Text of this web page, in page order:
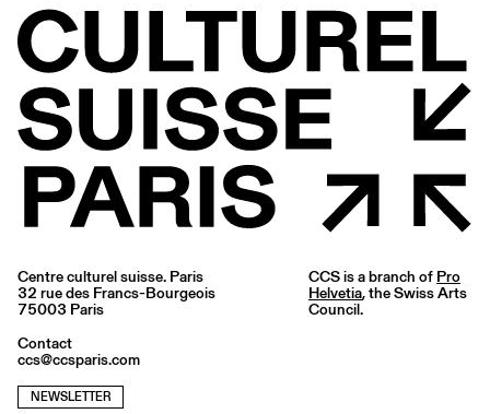
Centre culturel suisse. Paris
32 rue des Francs-Bourgeois
75003 Paris
Contact
ccs@ccsparis.com
NEWSLETTER
CCS is a branch of Pro
Helvetia, the Swiss Arts
Council.